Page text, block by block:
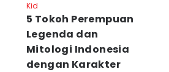
Kid
5 Tokoh Perempuan
Legenda dan
Mitologi Indonesia
dengan Karakter